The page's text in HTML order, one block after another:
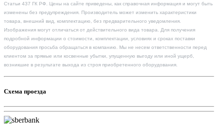
Статьи 437 ГК РФ. Цены на сайте приведены, как справочная информация и могут быть
изменены без предупреждения. Производитель может изменить характеристики
товара, внешний вид, комплектацию, без предварительного уведомления.
Изображения могут отличаться от действительного вида товара. Для получения
подробной информации о стоимости, комплектации, условиях и сроках поставки
оборудования просьба обращаться в компанию. Мы не несем ответственности перед
клиентом за прямые или косвенные убытки, упущенную выгоду или иной ущерб,
возникшие в результате выхода из строя приобретенного оборудования.
Схема проезда